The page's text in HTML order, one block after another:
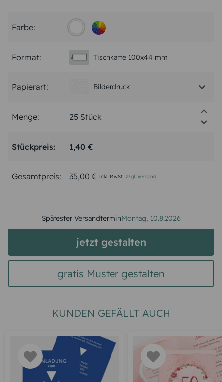
Farbe:
Format: Tischkarte 100x44 mm
Papierart: Bilderdruck
Menge:
Stückpreis: 1,40 €
Gesamtpreis: 35,00 € Inkl. MwSt. zzgl. Versand
Spätester VersandterminMontag, 10.8.2026
jetzt gestalten
gratis Muster gestalten
KUNDEN GEFÄLLT AUCH